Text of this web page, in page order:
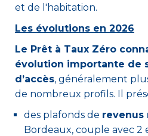
et de l'habitation.
Les évolutions en 2026
Le Prêt à Taux Zéro
évolution importante de
d’accès, généralement
de nombreux profils. Il
des plafonds de revenus
Bordeaux, couple avec 2